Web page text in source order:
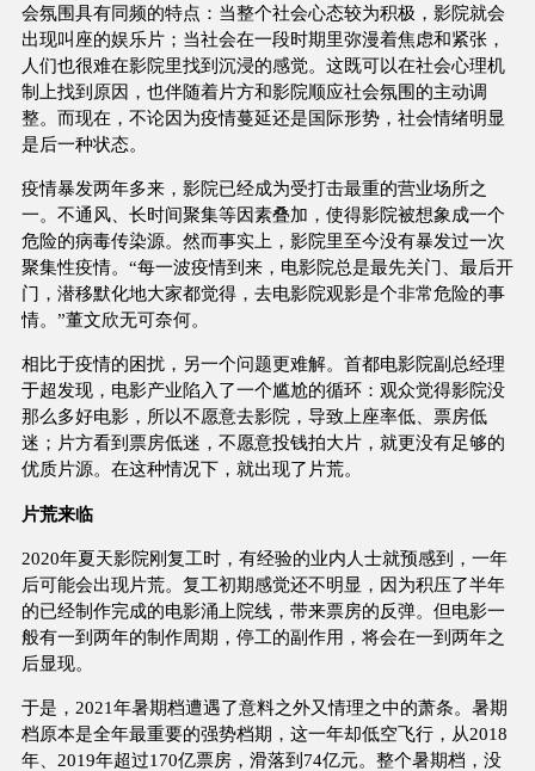
会氛围具有同频的特点：当整个社会心态较为积极，影院就会
出现叫座的娱乐片；当社会在一段时期里弥漫着焦虑和紧张，
人们也很难在影院里找到沉浸的感觉。这既可以在社会心理机
制上找到原因，也伴随着片方和影院顺应社会氛围的主动调
整。而现在，不论因为疫情蔓延还是国际形势，社会情绪明显
是后一种状态。
疫情暴发两年多来，影院已经成为受打击最重的营业场所之
一。不通风、长时间聚集等因素叠加，使得影院被想象成一个
危险的病毒传染源。然而事实上，影院里至今没有暴发过一次
聚集性疫情。“每一波疫情到来，电影院总是最先关门、最后开
门，潜移默化地大家都觉得，去电影院观影是个非常危险的事
情。”董文欣无可奈何。
相比于疫情的困扰，另一个问题更难解。首都电影院副总经理
于超发现，电影产业陷入了一个尴尬的循环：观众觉得影院没
那么多好电影，所以不愿意去影院，导致上座率低、票房低
迷；片方看到票房低迷，不愿意投钱拍大片，就更没有足够的
优质片源。在这种情况下，就出现了片荒。
片荒来临
2020年夏天影院刚复工时，有经验的业内人士就预感到，一年
后可能会出现片荒。复工初期感觉还不明显，因为积压了半年
的已经制作完成的电影涌上院线，带来票房的反弹。但电影一
般有一到两年的制作周期，停工的副作用，将会在一到两年之
后显现。
于是，2021年暑期档遭遇了意料之外又情理之中的萧条。暑期
档原本是全年最重要的强势档期，这一年却低空飞行，从2018
年、2019年超过170亿票房，滑落到74亿元。整个暑期档，没